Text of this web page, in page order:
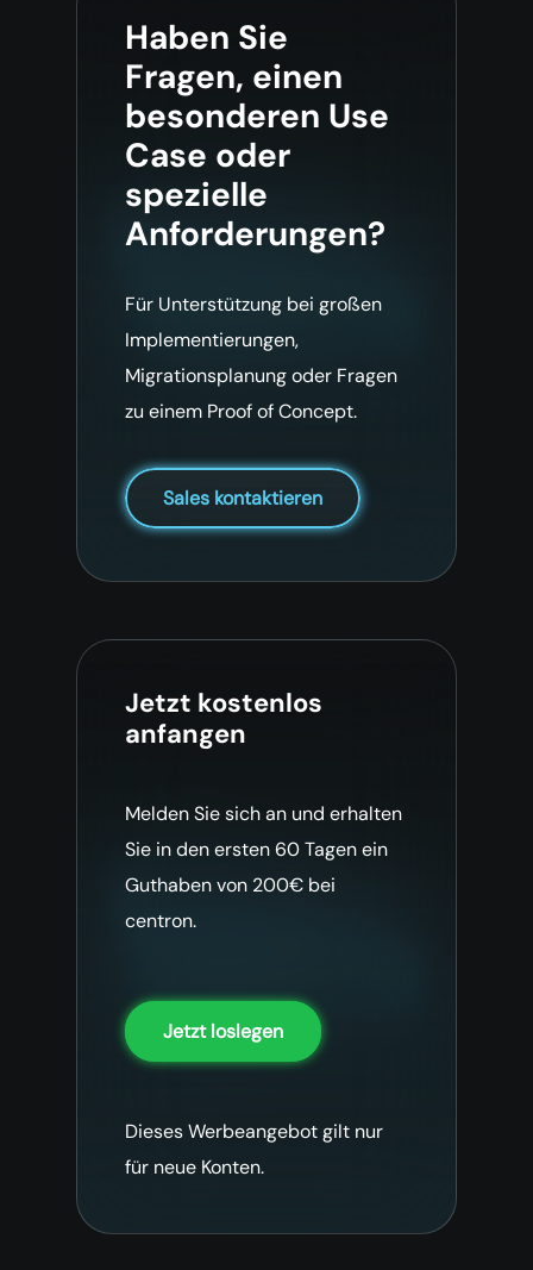
Haben Sie
Fragen, einen
besonderen Use
Case oder
spezielle
Anforderungen?
Für Unterstützung bei großen
Implementierungen,
Migrationsplanung oder Fragen
zu einem Proof of Concept.
Sales kontaktieren
Jetzt kostenlos
anfangen
Melden Sie sich an und erhalten
Sie in den ersten 60 Tagen ein
Guthaben von 200€ bei
centron.
Jetzt loslegen
Dieses Werbeangebot gilt nur
für neue Konten.